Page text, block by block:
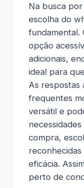
Na busca por
escolha do
fundamental.
opção
adicionais,
ideal para
As respostas
frequentes
versátil e
compra,
eficácia.
perto de